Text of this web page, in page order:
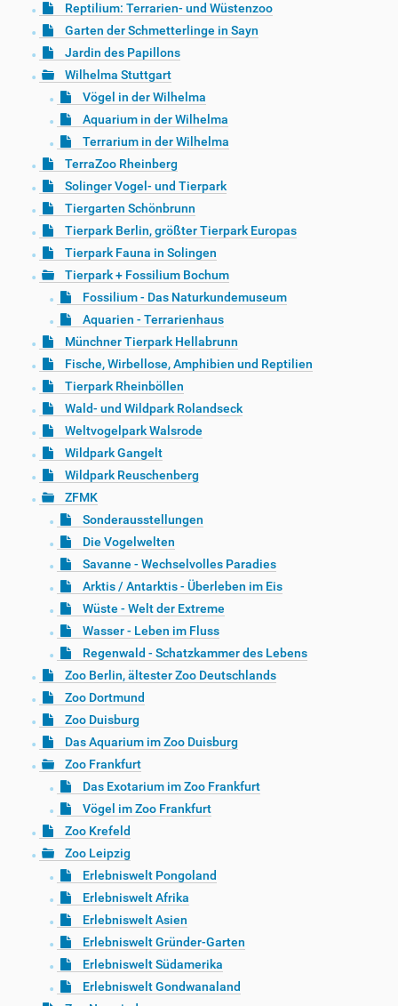
Reptilium: Terrarien- und Wüstenzoo
Garten der Schmetterlinge in Sayn
Jardin des Papillons
Wilhelma Stuttgart
Vögel in der Wilhelma
Aquarium in der Wilhelma
Terrarium in der Wilhelma
TerraZoo Rheinberg
Solinger Vogel- und Tierpark
Tiergarten Schönbrunn
Tierpark Berlin, größter Tierpark Europas
Tierpark Fauna in Solingen
Tierpark + Fossilium Bochum
Fossilium - Das Naturkundemuseum
Aquarien - Terrarienhaus
Münchner Tierpark Hellabrunn
Fische, Wirbellose, Amphibien und Reptilien
Tierpark Rheinböllen
Wald- und Wildpark Rolandseck
Weltvogelpark Walsrode
Wildpark Gangelt
Wildpark Reuschenberg
ZFMK
Sonderausstellungen
Die Vogelwelten
Savanne - Wechselvolles Paradies
Arktis / Antarktis - Überleben im Eis
Wüste - Welt der Extreme
Wasser - Leben im Fluss
Regenwald - Schatzkammer des Lebens
Zoo Berlin, ältester Zoo Deutschlands
Zoo Dortmund
Zoo Duisburg
Das Aquarium im Zoo Duisburg
Zoo Frankfurt
Das Exotarium im Zoo Frankfurt
Vögel im Zoo Frankfurt
Zoo Krefeld
Zoo Leipzig
Erlebniswelt Pongoland
Erlebniswelt Afrika
Erlebniswelt Asien
Erlebniswelt Gründer-Garten
Erlebniswelt Südamerika
Erlebniswelt Gondwanaland